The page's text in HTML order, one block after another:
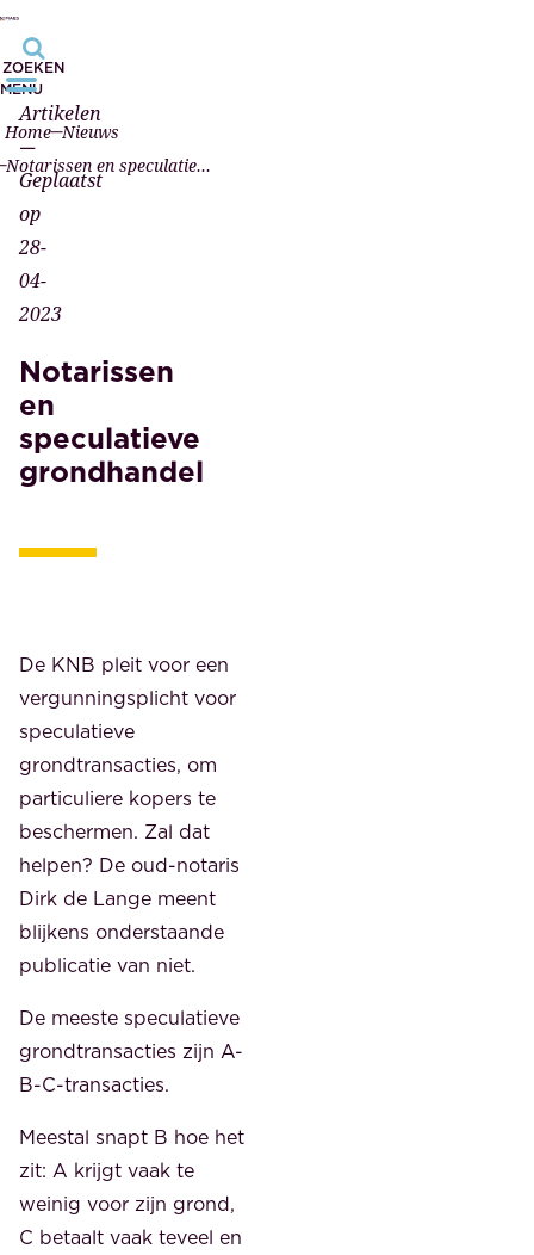
ZOEKEN
MENU
Home Nieuws
Notarissen en speculatieve grondhandel
Artikelen
—
Geplaatst
op
28-
04-
2023
Notarissen
en
speculatieve
grondhandel
De KNB pleit voor een
vergunningsplicht voor
speculatieve
grondtransacties, om
particuliere kopers te
beschermen. Zal dat
helpen? De oud-notaris
Dirk de Lange meent
blijkens onderstaande
publicatie van niet.
De meeste speculatieve
grondtransacties zijn A-
B-C-transacties.
Meestal snapt B hoe het
zit: A krijgt vaak te
weinig voor zijn grond,
C betaalt vaak teveel en